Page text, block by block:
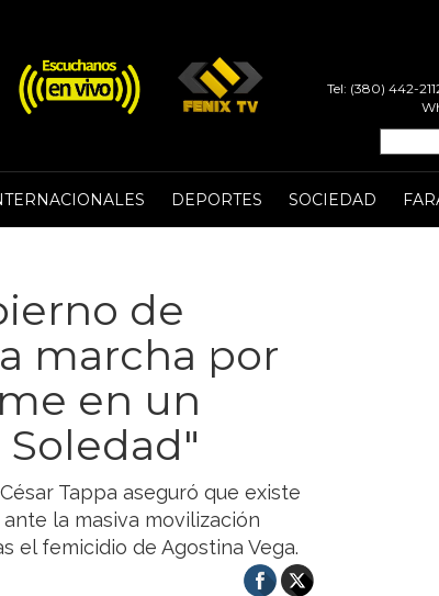
Tel: (380) 442-
DEPORTES SOCIEDAD
de
marcha por
en un
Tappa aseguró que existe
la masiva movilización
el femicidio de Agostina Vega.